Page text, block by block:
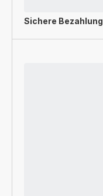
Sichere Bezahlung